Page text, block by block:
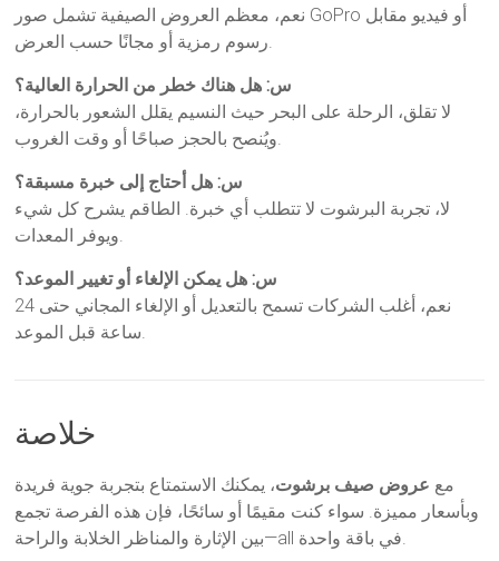
نعم، معظم العروض الصيفية تشمل صور GoPro أو فيديو مقابل
رسوم رمزية أو مجانًا حسب العرض.
س: هل هناك خطر من الحرارة العالية؟
لا تقلق، الرحلة على البحر حيث النسيم يقلل الشعور بالحرارة،
ويُنصح بالحجز صباحًا أو وقت الغروب.
س: هل أحتاج إلى خبرة مسبقة؟
لا، تجربة البرشوت لا تتطلب أي خبرة. الطاقم يشرح كل شيء
ويوفر المعدات.
س: هل يمكن الإلغاء أو تغيير الموعد؟
نعم، أغلب الشركات تسمح بالتعديل أو الإلغاء المجاني حتى 24
ساعة قبل الموعد.
خلاصة
مع عروض صيف برشوت، يمكنك الاستمتاع بتجربة جوية فريدة
وبأسعار مميزة. سواء كنت مقيمًا أو سائحًا، فإن هذه الفرصة تجمع
بين الإثارة والمناظر الخلابة والراحة—all في باقة واحدة.